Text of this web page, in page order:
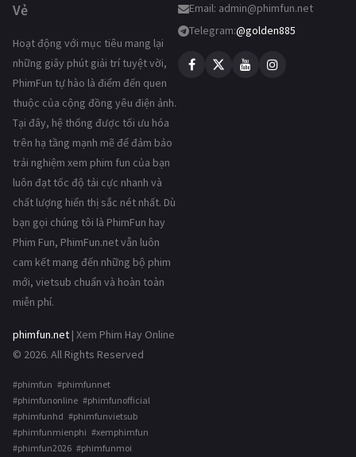
Vẻ
Hoạt động với mục tiêu mang lại
những giây phút giải trí tuyệt vời,
PhimFun tự hào là điểm đến quen
thuộc của cộng đồng yêu điện ảnh.
Tại đây, hệ thống được tối ưu hóa
trên hạ tầng mạnh mẽ để đảm bảo
trải nghiệm xem phim fun của bạn
luôn đạt tốc độ tải cực nhanh và
chất lượng hiển thị sắc nét nhất. Dù
bạn gọi chúng tôi là PhimFun hay
Phim Fun, PhimFun.net vẫn luôn
cam kết mang đến những bộ phim
mới, vietsub chuẩn và hoàn toàn
miễn phí.
phimfun.net | Xem Phim Hay Online
© 2026. All Rights Reserved
#phimfun #phimfunnet
#phimfunonline #phimfunofficial
#phimfunhd #phimfunvietsub
#phimfunmienphi #xemphimfun
#phimfun2026 #phimfunmoi
Email: admin@phimfun.net
Telegram:@golden885